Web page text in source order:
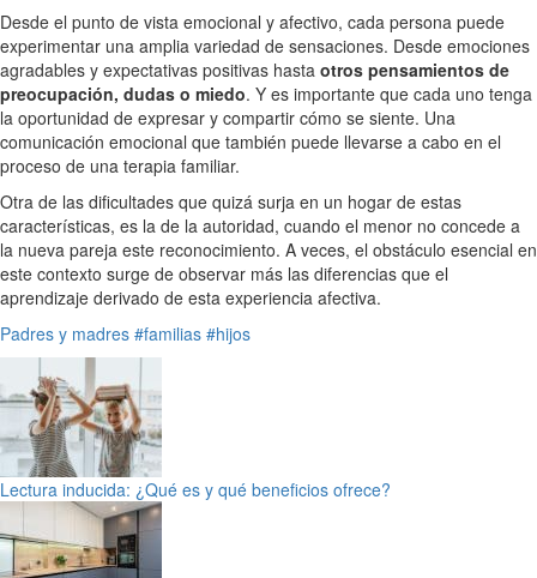
Desde el punto de vista emocional y afectivo, cada persona puede
experimentar una amplia variedad de sensaciones. Desde emociones
agradables y expectativas positivas hasta otros pensamientos de
preocupación, dudas o miedo. Y es importante que cada uno tenga
la oportunidad de expresar y compartir cómo se siente. Una
comunicación emocional que también puede llevarse a cabo en el
proceso de una terapia familiar.
Otra de las dificultades que quizá surja en un hogar de estas
características, es la de la autoridad, cuando el menor no concede a
la nueva pareja este reconocimiento. A veces, el obstáculo esencial en
este contexto surge de observar más las diferencias que el
aprendizaje derivado de esta experiencia afectiva.
Padres y madres #familias #hijos
Lectura inducida: ¿Qué es y qué beneficios ofrece?